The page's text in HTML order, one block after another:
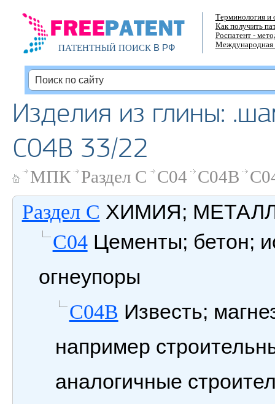
ПАТЕНТНЫЙ ПОИСКВ РФ
Терминология и
Как получить
Роспатент -
Международная
Изделия из глины:
C04B 33/22
МПК Раздел C C04 C04B
Раздел C ХИМИЯ;
C04Цементы; бетон;
огнеупоры
C04B Известь;
например
аналогичные